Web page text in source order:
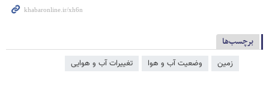
برچسب‌ها
زمین وضعیت آب و هوا تغییرات آب و هوایی